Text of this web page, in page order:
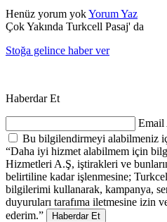
Henüz yorum yokYorum Yaz
Çok Yakında Turkcell Pasaj' da
Stoğa gelince haber ver
Haberdar Et
Email
Bu bilgilendirmeyi alabilmeniz
“Daha iyi hizmet alabilmem için
Hizmetleri A.Ş, iştirakleri ve
belirtiline kadar işlenmesine;
bilgilerimi kullanarak, kampanya,
duyuruları tarafıma iletmesine izin
ederim.”
Haberdar Et